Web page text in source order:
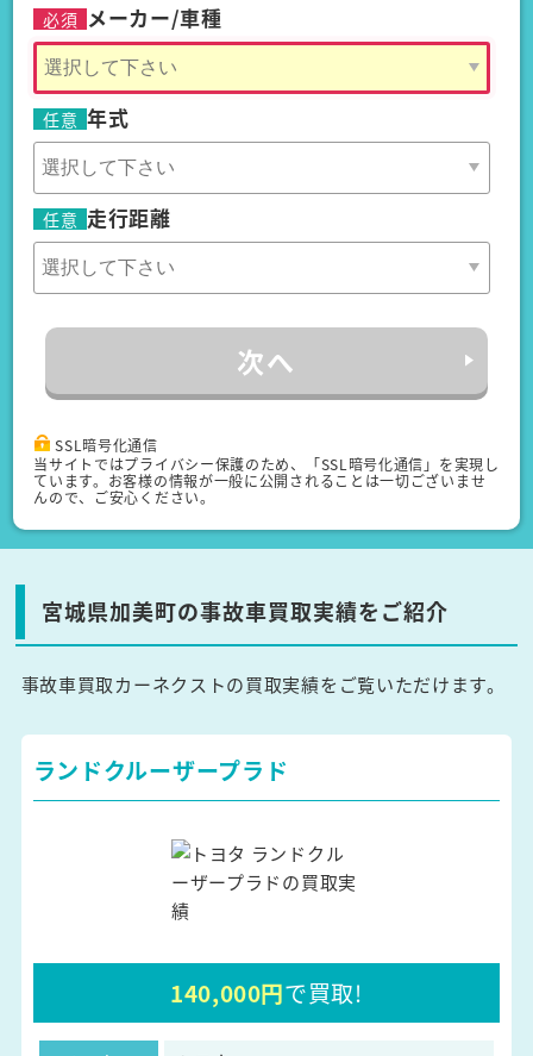
必須 メーカー/車種
任意 年式
任意 走行距離
次へ
SSL暗号化通信
当サイトではプライバシー保護のため、「SSL暗号化通信」を実現し
ています。お客様の情報が一般に公開されることは一切ございませ
んので、ご安心ください。
宮城県加美町の事故車買取実績をご紹介
事故車買取カーネクストの買取実績をご覧いただけます。
ランドクルーザープラド
140,000円で買取!